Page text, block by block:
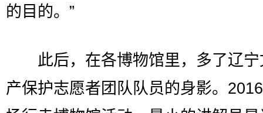
的目的。”
此后，在各博物馆里，多了辽宁
产保护志愿者团队队员的身影。